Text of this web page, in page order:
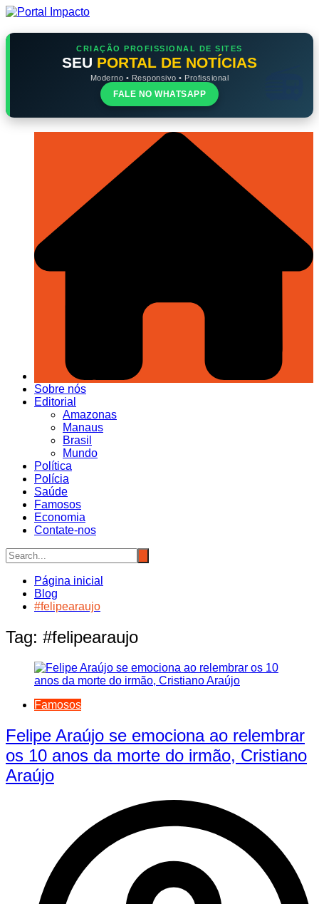
Ir
o
CRIAÇÃO PROFISSIONAL DE SITES
SEU PORTAL DE NOTÍCIAS
Moderno • Responsivo • Profissional
FALE NO WHATSAPP
Sobre nós
Editorial
Amazonas
Manaus
Brasil
Mundo
Política
Polícia
Saúde
Famosos
Economia
Contate-nos
Página inicial
Blog
#felipearaujo
Tag: #felipearaujo
Famosos
Felipe Araújo se emociona ao relembrar
os 10 anos da morte do irmão, Cristiano
Araújo